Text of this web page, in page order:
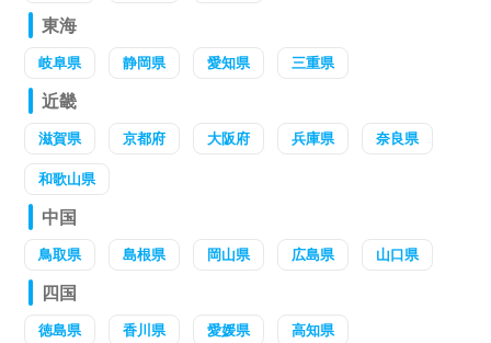
東海
岐阜県 静岡県 愛知県 三重県
近畿
滋賀県 京都府 大阪府 兵庫県 奈良県
和歌山県
中国
鳥取県 島根県 岡山県 広島県 山口県
四国
徳島県 香川県 愛媛県 高知県